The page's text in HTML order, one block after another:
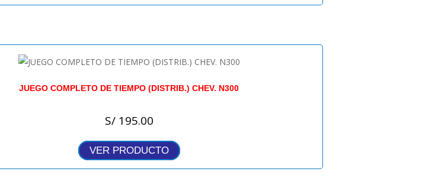
JUEGO COMPLETO DE TIEMPO (DISTRIB.) CHEV. N300
S/195.00
VER PRODUCTO